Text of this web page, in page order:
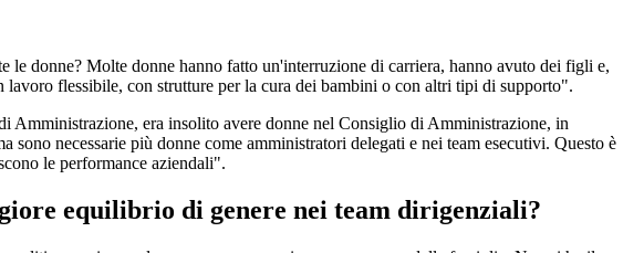
donne? Molte donne hanno fatto un'interruzione di carriera, hanno avuto dei figli e,
flessibile, con strutture per la cura dei bambini o con altri tipi di supporto".
Amministrazione, era insolito avere donne nel Consiglio di Amministrazione, in
necessarie più donne come amministratori delegati e nei team esecutivi. Questo è
le performance aziendali".
equilibrio di genere nei team dirigenziali?